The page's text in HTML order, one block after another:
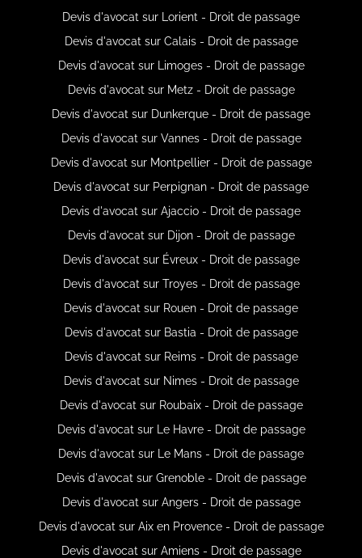
Devis d'avocat sur Lorient - Droit de passage
Devis d'avocat sur Calais - Droit de passage
Devis d'avocat sur Limoges - Droit de passage
Devis d'avocat sur Metz - Droit de passage
Devis d'avocat sur Dunkerque - Droit de passage
Devis d'avocat sur Vannes - Droit de passage
Devis d'avocat sur Montpellier - Droit de passage
Devis d'avocat sur Perpignan - Droit de passage
Devis d'avocat sur Ajaccio - Droit de passage
Devis d'avocat sur Dijon - Droit de passage
Devis d'avocat sur Évreux - Droit de passage
Devis d'avocat sur Troyes - Droit de passage
Devis d'avocat sur Rouen - Droit de passage
Devis d'avocat sur Bastia - Droit de passage
Devis d'avocat sur Reims - Droit de passage
Devis d'avocat sur Nimes - Droit de passage
Devis d'avocat sur Roubaix - Droit de passage
Devis d'avocat sur Le Havre - Droit de passage
Devis d'avocat sur Le Mans - Droit de passage
Devis d'avocat sur Grenoble - Droit de passage
Devis d'avocat sur Angers - Droit de passage
Devis d'avocat sur Aix en Provence - Droit de passage
Devis d'avocat sur Amiens - Droit de passage